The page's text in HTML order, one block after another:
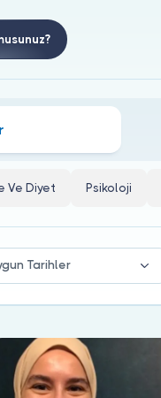
Doktorları
Ve Diyet Psikoloji
Tarihler